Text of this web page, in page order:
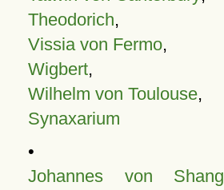
Theodorich,
Vissia von Fermo,
Wigbert,
Wilhelm von Toulouse,
Synaxarium
•
Johannes von